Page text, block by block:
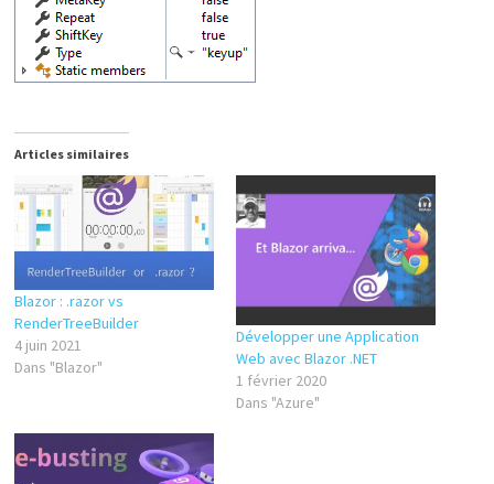
Articles similaires
Blazor : .razor vs
RenderTreeBuilder
4 juin 2021
Dans "Blazor"
Développer une Application
Web avec Blazor .NET
1 février 2020
Dans "Azure"